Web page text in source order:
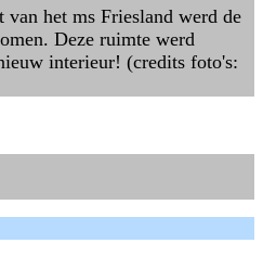
van het ms Friesland werd de
Deze ruimte werd
interieur! (credits foto's: